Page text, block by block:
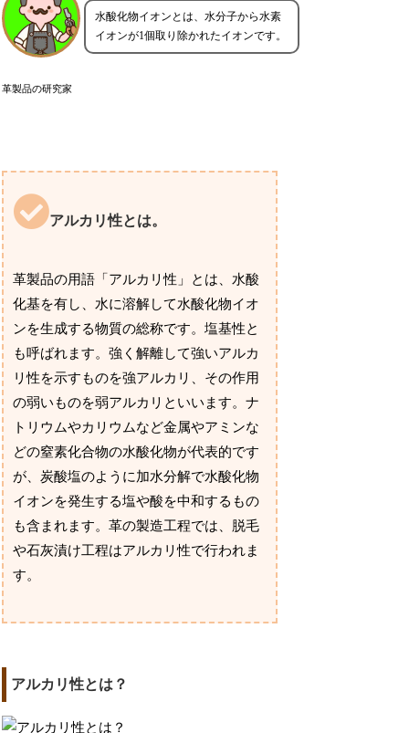
革製品の研究家
水酸化物イオンとは、水分子から水素
イオンが1個取り除かれたイオンです。
アルカリ性とは。
革製品の用語「アルカリ性」とは、水酸
化基を有し、水に溶解して水酸化物イオ
ンを生成する物質の総称です。塩基性と
も呼ばれます。強く解離して強いアルカ
リ性を示すものを強アルカリ、その作用
の弱いものを弱アルカリといいます。ナ
トリウムやカリウムなど金属やアミンな
どの窒素化合物の水酸化物が代表的です
が、炭酸塩のように加水分解で水酸化物
イオンを発生する塩や酸を中和するもの
も含まれます。革の製造工程では、脱毛
や石灰漬け工程はアルカリ性で行われま
す。
アルカリ性とは？